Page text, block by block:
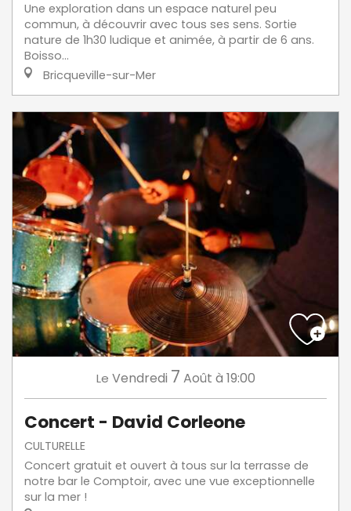
Une exploration dans un espace naturel peu
commun, à découvrir avec tous ses sens. Sortie
nature de 1h30 ludique et animée, à partir de 6 ans.
Boisso...
Bricqueville-sur-Mer
Le Vendredi 7 Août à 19:00
Concert - David Corleone
CULTURELLE
Concert gratuit et ouvert à tous sur la terrasse de
notre bar le Comptoir, avec une vue exceptionnelle
sur la mer !